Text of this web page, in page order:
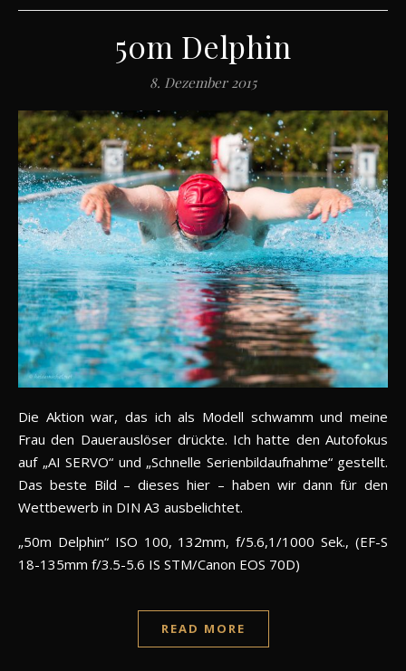
50m Delphin
8. Dezember 2015
Die Aktion war, das ich als Modell schwamm und meine
Frau den Dauerauslöser drückte. Ich hatte den Autofokus
auf „AI SERVO“ und „Schnelle Serienbildaufnahme“ gestellt.
Das beste Bild – dieses hier – haben wir dann für den
Wettbewerb in DIN A3 ausbelichtet.
„50m Delphin“ ISO 100, 132mm, f/5.6,1/1000 Sek., (EF-S
18-135mm f/3.5-5.6 IS STM/Canon EOS 70D)
READ MORE